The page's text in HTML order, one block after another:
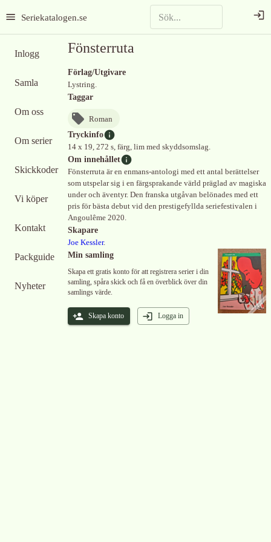
Seriekatalogen.se
Inlogg
Samla
Om oss
Om serier
Skickkoder
Vi köper
Kontakt
Packguide
Nyheter
Fönsterruta
Förlag/Utgivare
Lystring.
Taggar
Roman
Tryckinfo
14 x 19, 272 s, färg, lim med skyddsomslag.
Om innehållet
Fönsterruta är en enmans-antologi med ett antal berättelser
som utspelar sig i en färgsprakande värld präglad av magiska
under och äventyr. Den franska utgåvan belönades med ett
pris för bästa debut vid den prestigefyllda seriefestivalen i
Angoulême 2020.
Skapare
Joe Kessler.
Min samling
Skapa ett gratis konto för att registrera serier i din
samling, spåra skick och få en överblick över din
samlings värde.
Skapa konto Logga in